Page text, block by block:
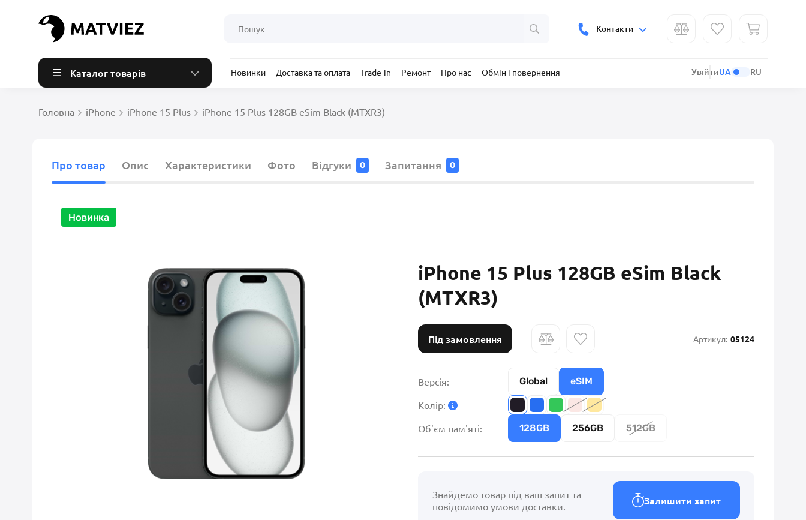
Контакти
Каталог товарів Новинки Доставка та оплата Trade-in Ремонт Про нас Обмін і повернення УвійтиUA RU
Головна iPhone iPhone 15 Plus iPhone 15 Plus 128GB eSim Black (MTXR3)
Про товар Опис Характеристики Фото Відгуки 0 Запитання 0
Новинка
iPhone 15 Plus 128GB eSim Black
(MTXR3)
Під замовлення Артикул: 05124
Версія: Global eSIM
Колір:
Об'єм пам'яті:
128GB 256GB 512GB
Знайдемо товар під ваш запит та
повідомимо умови доставки.
Залишити запит